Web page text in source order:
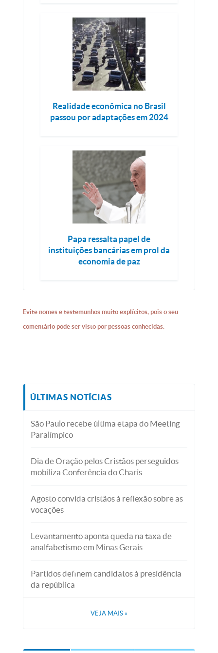
Realidade econômica no Brasil
passou por adaptações em 2024
Papa ressalta papel de
instituições bancárias em prol da
economia de paz
Evite nomes e testemunhos muito explícitos, pois o seu
comentário pode ser visto por pessoas conhecidas.
ÚLTIMAS NOTÍCIAS
São Paulo recebe última etapa do Meeting
Paralímpico
Dia de Oração pelos Cristãos perseguidos
mobiliza Conferência do Charis
Agosto convida cristãos à reflexão sobre as
vocações
Levantamento aponta queda na taxa de
analfabetismo em Minas Gerais
Partidos definem candidatos à presidência
da república
VEJA MAIS »